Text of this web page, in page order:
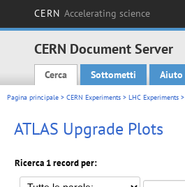
CERN Accelerating science
CERN Document Server
Main menu
Cerca Sottometti Aiuto
Pagina principale > CERN Experiments > LHC Experiments >
ATLAS Upgrade Plots
Ricerca 1 record per: